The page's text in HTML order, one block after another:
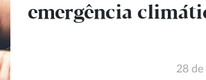
emergência
28